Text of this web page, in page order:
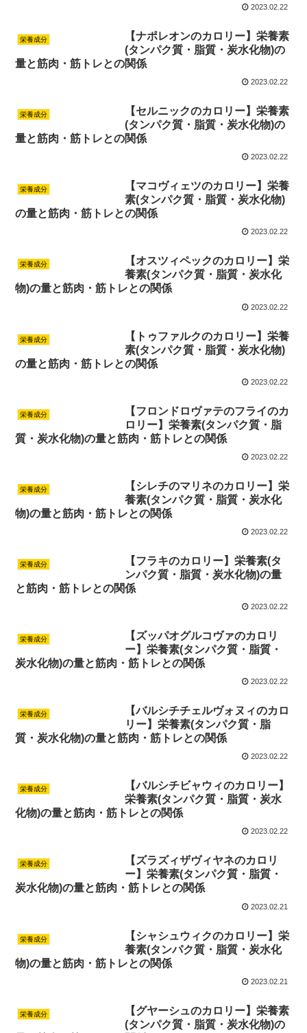
2023.02.22
栄養成分
【ナポレオンのカロリー】栄養素
(タンパク質・脂質・炭水化物)の
量と筋肉・筋トレとの関係
2023.02.22
栄養成分
【セルニックのカロリー】栄養素
(タンパク質・脂質・炭水化物)の
量と筋肉・筋トレとの関係
2023.02.22
栄養成分
【マコヴィェツのカロリー】栄養
素(タンパク質・脂質・炭水化物)
の量と筋肉・筋トレとの関係
2023.02.22
栄養成分
【オスツィペックのカロリー】栄
養素(タンパク質・脂質・炭水化
物)の量と筋肉・筋トレとの関係
2023.02.22
栄養成分
【トゥファルクのカロリー】栄養
素(タンパク質・脂質・炭水化物)
の量と筋肉・筋トレとの関係
2023.02.22
栄養成分
【フロンドロヴァテのフライのカ
ロリー】栄養素(タンパク質・脂
質・炭水化物)の量と筋肉・筋トレとの関係
2023.02.22
栄養成分
【シレチのマリネのカロリー】栄
養素(タンパク質・脂質・炭水化
物)の量と筋肉・筋トレとの関係
2023.02.22
栄養成分
【フラキのカロリー】栄養素(タ
ンパク質・脂質・炭水化物)の量
と筋肉・筋トレとの関係
2023.02.22
栄養成分
【ズッパオグルコヴァのカロリ
ー】栄養素(タンパク質・脂質・
炭水化物)の量と筋肉・筋トレとの関係
2023.02.22
栄養成分
【バルシチチェルヴォヌィのカロ
リー】栄養素(タンパク質・脂
質・炭水化物)の量と筋肉・筋トレとの関係
2023.02.22
栄養成分
【バルシチビャウィのカロリー】
栄養素(タンパク質・脂質・炭水
化物)の量と筋肉・筋トレとの関係
2023.02.22
栄養成分
【ズラズィザヴィヤネのカロリ
ー】栄養素(タンパク質・脂質・
炭水化物)の量と筋肉・筋トレとの関係
2023.02.21
栄養成分
【シャシュウィクのカロリー】栄
養素(タンパク質・脂質・炭水化
物)の量と筋肉・筋トレとの関係
2023.02.21
栄養成分
【グヤーシュのカロリー】栄養素
(タンパク質・脂質・炭水化物)の